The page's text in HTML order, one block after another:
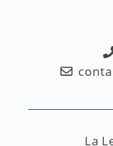
La